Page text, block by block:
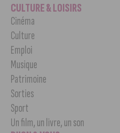
CULTURE & LOISIRS
Cinéma
Culture
Emploi
Musique
Patrimoine
Sorties
Sport
Un film, un livre, un son